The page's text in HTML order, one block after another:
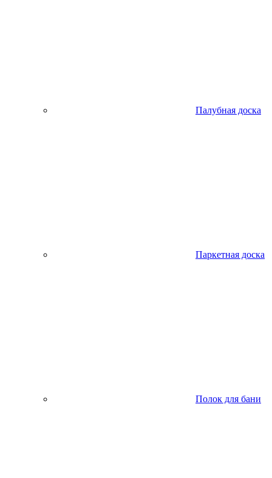
Палубная доска
Паркетная доска
Полок для бани